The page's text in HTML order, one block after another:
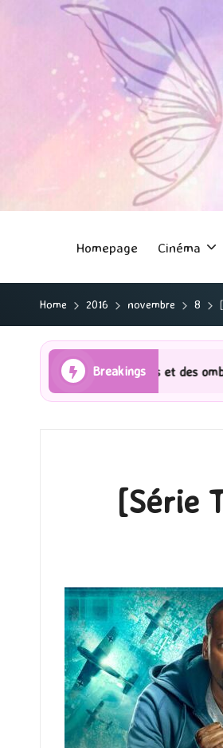
Homepage Cinéma
Home 2016 novembre 8
Breakings
[Lecture] Gardiens
[Série